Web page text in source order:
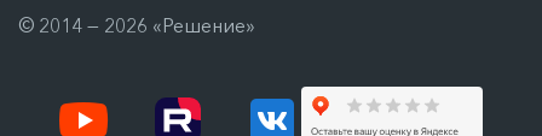
© 2014 — 2026 «Решение»